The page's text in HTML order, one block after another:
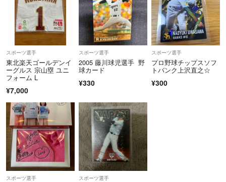
スポーツ選手
東北楽天ゴールデンイ
ーグルス 宗山塁 ユニ
フォーム L
¥7,000
スポーツ選手
2005 藤川球児選手 野
球カード
¥330
スポーツ選手
プロ野球チップスソフ
トバンク上沢直之☆
¥300
スポーツ選手 スポーツ選手